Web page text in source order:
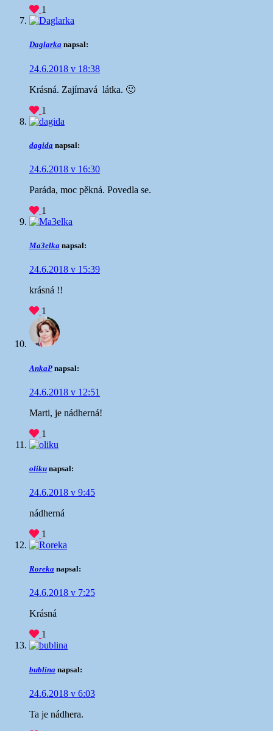
1
Daglarka napsal:
24.6.2018 v 18:38
Krásná. Zajímavá látka. 🙂
1
dagida napsal:
24.6.2018 v 16:30
Paráda, moc pěkná. Povedla se.
1
Ma3elka napsal:
24.6.2018 v 15:39
krásná !!
1
AnkaP napsal:
24.6.2018 v 12:51
Marti, je nádherná!
1
oliku napsal:
24.6.2018 v 9:45
nádherná
1
Roreka napsal:
24.6.2018 v 7:25
Krásná
1
bublina napsal:
24.6.2018 v 6:03
Ta je nádhera.